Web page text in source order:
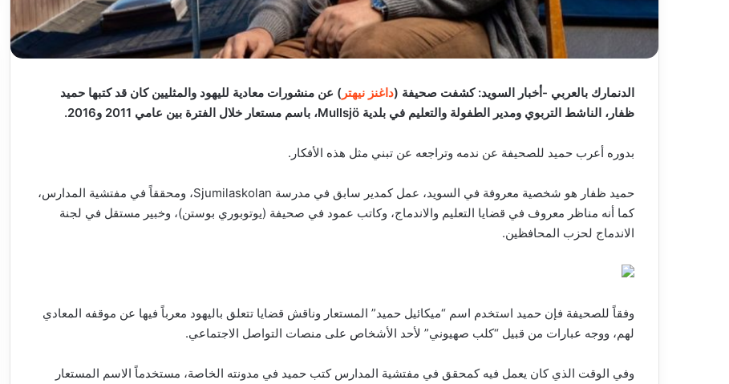
الدنمارك بالعربي -أخبار السويد: كشفت صحيفة (داغنز نيهتر ) عن منشورات معادية لليهود والمثليين كان قد كتبها حميد
ظفار، الناشط التربوي ومدير الطفولة والتعليم في بلدية Mullsjö، باسم مستعار خلال الفترة بين عامي 2011 و2016.
بدوره أعرب حميد للصحيفة عن ندمه وتراجعه عن تبني مثل هذه الأفكار.
حميد ظفار هو شخصية معروفة في السويد، عمل كمدير سابق في مدرسة Sjumilaskolan، ومحققاً في مفتشية المدارس،
كما أنه مناظر معروف في قضايا التعليم والاندماج، وكاتب عمود في صحيفة (يوتوبوري بوستن)، وخبير مستقل في لجنة
الاندماج لحزب المحافظين.
وفقاً للصحيفة فإن حميد استخدم اسم “ميكائيل حميد” المستعار وناقش قضايا تتعلق باليهود معرباً فيها عن موقفه المعادي
لهم، ووجه عبارات من قبيل “كلب صهيوني” لأحد الأشخاص على منصات التواصل الاجتماعي.
وفي الوقت الذي كان يعمل فيه كمحقق في مفتشية المدارس كتب حميد في مدونته الخاصة، مستخدماً الاسم المستعار